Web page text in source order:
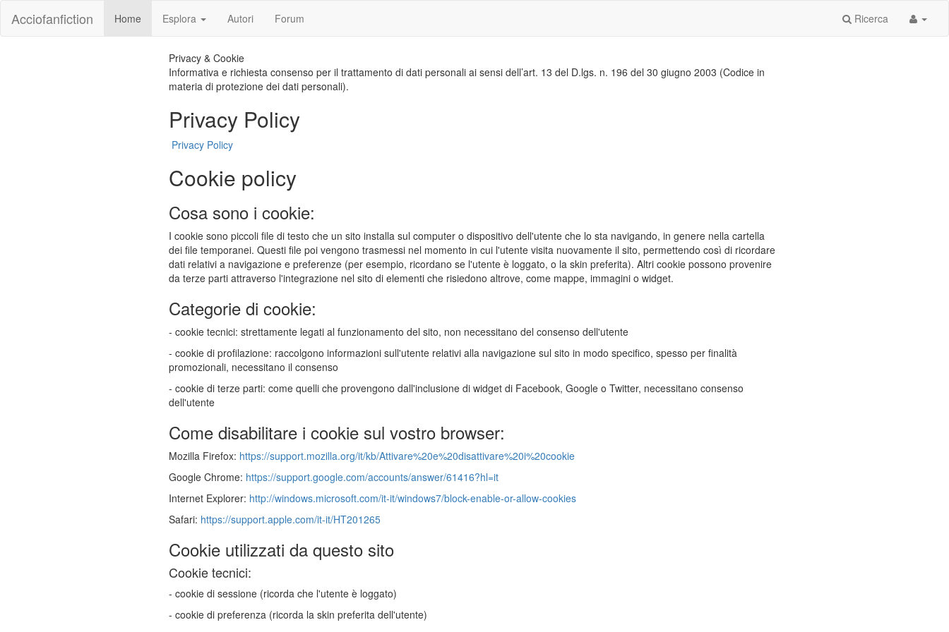
Acciofanfiction Home Esplora Autori Forum Ricerca
Privacy & Cookie
Informativa e richiesta consenso per il trattamento di dati personali ai sensi dell’art. 13 del D.lgs. n. 196 del 30 giugno 2003 (Codice in
materia di protezione dei dati personali).
Privacy Policy
Privacy Policy
Cookie policy
Cosa sono i cookie:
I cookie sono piccoli file di testo che un sito installa sul computer o dispositivo dell'utente che lo sta navigando, in genere nella cartella
dei file temporanei. Questi file poi vengono trasmessi nel momento in cui l'utente visita nuovamente il sito, permettendo così di ricordare
dati relativi a navigazione e preferenze (per esempio, ricordano se l'utente è loggato, o la skin preferita). Altri cookie possono provenire
da terze parti attraverso l'integrazione nel sito di elementi che risiedono altrove, come mappe, immagini o widget.
Categorie di cookie:
- cookie tecnici: strettamente legati al funzionamento del sito, non necessitano del consenso dell'utente
- cookie di profilazione: raccolgono informazioni sull'utente relativi alla navigazione sul sito in modo specifico, spesso per finalità
promozionali, necessitano il consenso
- cookie di terze parti: come quelli che provengono dall'inclusione di widget di Facebook, Google o Twitter, necessitano consenso
dell'utente
Come disabilitare i cookie sul vostro browser:
Mozilla Firefox: https://support.mozilla.org/it/kb/Attivare%20e%20disattivare%20i%20cookie
Google Chrome: https://support.google.com/accounts/answer/61416?hl=it
Internet Explorer: http://windows.microsoft.com/it-it/windows7/block-enable-or-allow-cookies
Safari: https://support.apple.com/it-it/HT201265
Cookie utilizzati da questo sito
Cookie tecnici:
- cookie di sessione (ricorda che l'utente è loggato)
- cookie di preferenza (ricorda la skin preferita dell'utente)